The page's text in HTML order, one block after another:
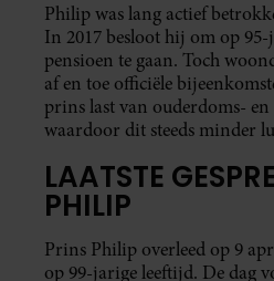
Philip was lang actief
In 2017 besloot hij om op
pensioen te gaan. Toch
af en toe officiële
prins last van ouderdoms-
waardoor dit steeds minder
LAATSTE
PHILIP
Prins Philip overleed op 9
op 99-jarige leeftijd. De dag